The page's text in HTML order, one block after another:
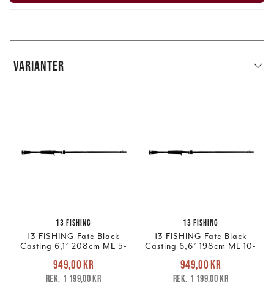
VARIANTER
13 FISHING
13 FISHING Fate Black
Casting 6,1´ 208cm ML 5-
Nuvarande pris
949,00 krTidigare pris
1 199,00 kr
949,00 kr
1 199,00 kr
13 FISHING
13 FISHING Fate Black
Casting 6,6´ 198cm ML 10-
Nuvarande pris
949,00 krTidigare pris
1 199,00 kr
949,00 kr
1 199,00 kr